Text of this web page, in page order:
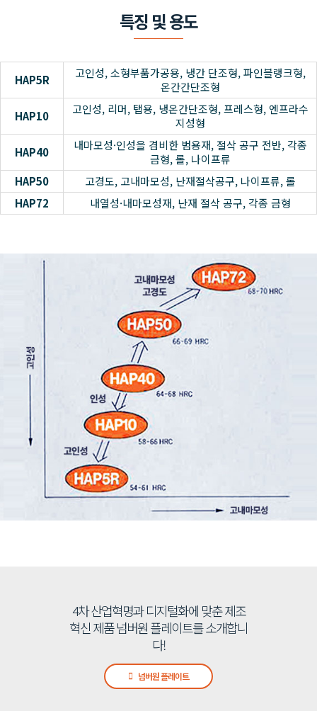
특징 및 용도
HAP5R
고인성, 소형부품가공용, 냉간 단조형, 파인블랭크형,
온간간단조형
HAP10
고인성, 리머, 탭용, 냉온간단조형, 프레스형, 엔프라수
지성형
HAP40
내마모성·인성을 겸비한 범용재, 절삭 공구 전반, 각종
금형, 롤, 나이프류
HAP50
고경도, 고내마모성, 난재절삭공구, 나이프류, 롤
HAP72
내열성·내마모성재, 난재 절삭 공구, 각종 금형
4차 산업혁명과 디지털화에 맞춘 제조
혁신 제품 넘버원 플레이트를 소개합니
다!
넘버원 플레이트